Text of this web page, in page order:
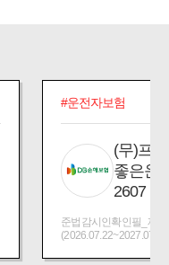
#운전자보험
(무)프
좋은운
2607
준법감시인확인필_제